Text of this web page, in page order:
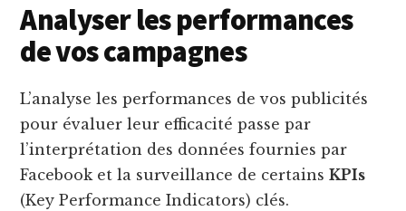
Analyser les performances
de vos campagnes
L’analyse les performances de vos publicités
pour évaluer leur efficacité passe par
l’interprétation des données fournies par
Facebook et la surveillance de certainsKPIs
(Key Performance Indicators) clés.